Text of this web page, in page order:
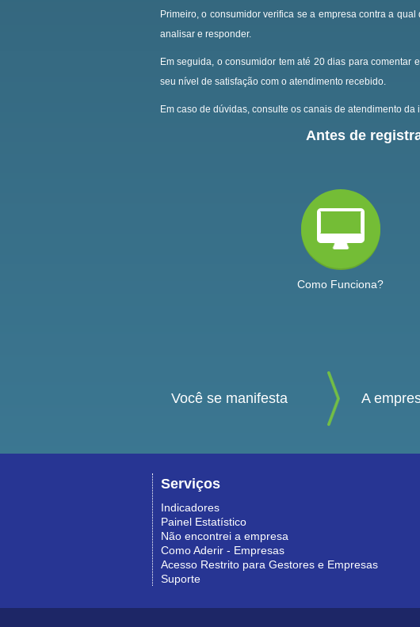
Primeiro, o consumidor verifica se a empresa contra a
analisar e responder.
Em seguida, o consumidor tem até 20 dias para
seu nível de satisfação com o atendimento recebido.
Em caso de dúvidas, consulte os canais de atendimento da
Antes de
Como Funciona?
Você se manifesta A
Serviços
Indicadores
Painel Estatístico
Não encontrei a empresa
Como Aderir - Empresas
Acesso Restrito para Gestores e Empresas
Suporte